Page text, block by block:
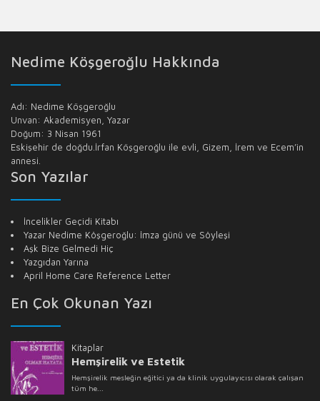
Nedime Köşgeroğlu Hakkında
Adı: Nedime Köşgeroğlu
Unvan: Akademisyen, Yazar
Doğum: 3 Nisan 1961
Eskişehir de doğdu.İrfan Köşgeroğlu ile evli, Gizem, İrem ve Ecem’in
annesi.
Son Yazılar
İncelikler Geçidi Kitabı
Yazar Nedime Köşgeroğlu: İmza günü ve Söyleşi
Aşk Bize Gelmedi Hiç
Yazgıdan Yarına
April Home Care Reference Letter
En Çok Okunan Yazı